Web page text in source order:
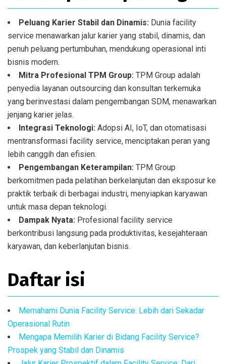
Peluang Karier Stabil dan Dinamis: Dunia facility
service menawarkan jalur karier yang stabil, dinamis, dan
penuh peluang pertumbuhan, mendukung operasional inti
bisnis modern.
Mitra Profesional TPM Group: TPM Group adalah
penyedia layanan outsourcing dan konsultan terkemuka
yang berinvestasi dalam pengembangan SDM, menawarkan
jenjang karier jelas.
Integrasi Teknologi: Adopsi AI, IoT, dan otomatisasi
mentransformasi facility service, menciptakan peran yang
lebih canggih dan efisien.
Pengembangan Keterampilan: TPM Group
berkomitmen pada pelatihan berkelanjutan dan eksposur ke
praktik terbaik di berbagai industri, menyiapkan karyawan
untuk masa depan teknologi.
Dampak Nyata: Profesional facility service
berkontribusi langsung pada produktivitas, kesejahteraan
karyawan, dan keberlanjutan bisnis.
Daftar isi
Memahami Dunia Facility Service: Lebih dari Sekadar
Operasional Rutin
Mengapa Memilih Karier di Bidang Facility Service?
Prospek yang Stabil dan Dinamis